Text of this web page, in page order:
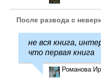
После развода с
не вся книга,
что первая книга
Романова